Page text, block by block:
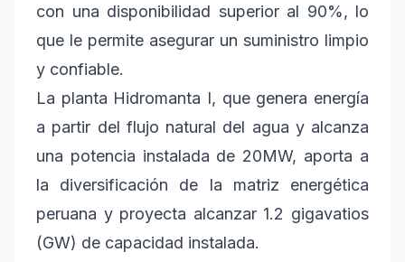
con una disponibilidad superior al 90%, lo
que le permite asegurar un suministro limpio
y confiable.
La planta Hidromanta I, que genera energía
a partir del flujo natural del agua y alcanza
una potencia instalada de 20MW, aporta a
la diversificación de la matriz energética
peruana y proyecta alcanzar 1.2 gigavatios
(GW) de capacidad instalada.